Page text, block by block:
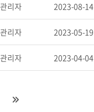
관리자 2023-08-14
관리자 2023-05-19
관리자 2023-04-04